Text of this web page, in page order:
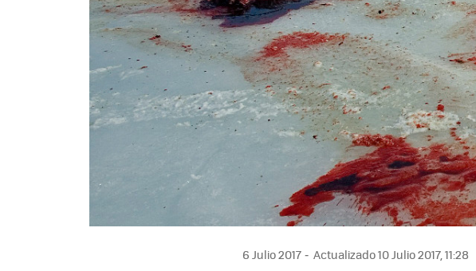
6 Julio 2017 Actualizado 10 Julio 2017, 11:28